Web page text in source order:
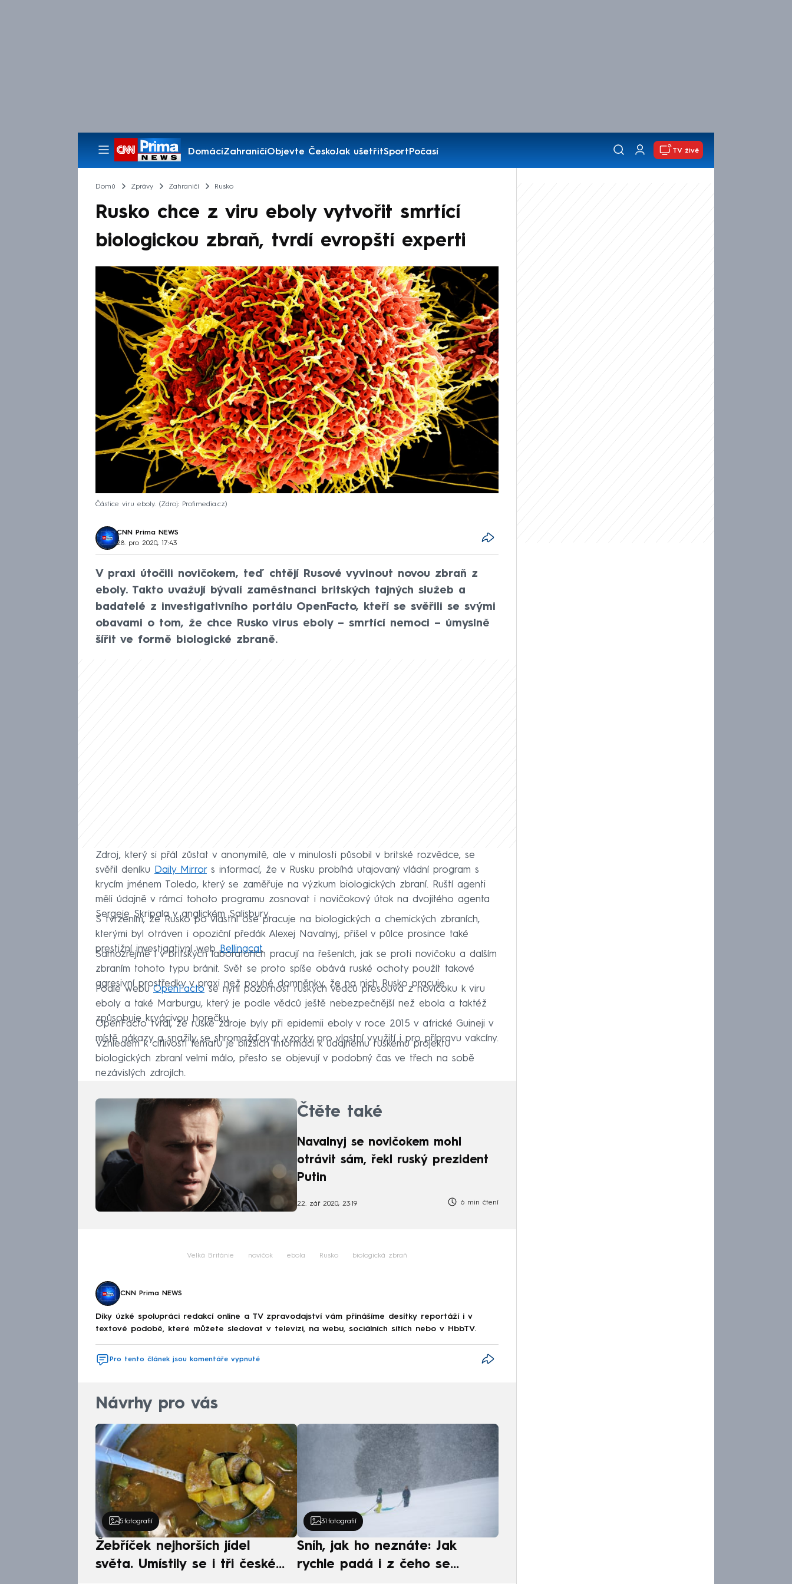
DomácíZahraničíObjevte ČeskoJak ušetřitSportPočasí
Pořady
TV živě
Domů Zprávy Zahraničí Rusko
Rusko chce z viru eboly vytvořit smrtící
biologickou zbraň, tvrdí evropští experti
Částice viru eboly. Zdroj: Profimedia.cz
CNN Prima NEWS
28. pro 2020, 17:43
V praxi útočili novičokem, teď chtějí Rusové vyvinout novou zbraň z
eboly. Takto uvažují bývalí zaměstnanci britských tajných služeb a
badatelé z investigativního portálu OpenFacto, kteří se svěřili se svými
obavami o tom, že chce Rusko virus eboly – smrtící nemoci – úmyslně
šířit ve formě biologické zbraně.
Zdroj, který si přál zůstat v anonymitě, ale v minulosti působil v britské rozvědce, se
svěřil deníku
Daily Mirrors informací, že v Rusku probíhá utajovaný vládní program s
krycím jménem Toledo, který se zaměřuje na výzkum biologických zbraní. Ruští agenti
měli údajně v rámci tohoto programu zosnovat i novičokový útok na dvojitého agenta
Sergeje Skripala v anglickém Salisbury.
S tvrzením, že Rusko po vlastní ose pracuje na biologických a chemických zbraních,
kterými byl otráven i opoziční předák Alexej Navalnyj, přišel v půlce prosince také
prestižní investigativní webBellingcat.
Samozřejmě i v britských laboratořích pracují na řešeních, jak se proti novičoku a dalším
zbraním tohoto typu bránit. Svět se proto spíše obává ruské ochoty použít takové
agresivní prostředky v praxi než pouhé domněnky, že na nich Rusko pracuje.
Podle webuOpenFactose nyní pozornost ruských vědců přesouvá z novičoku k viru
eboly a také Marburgu, který je podle vědců ještě nebezpečnější než ebola a taktéž
způsobuje krvácivou horečku.
OpenFacto tvrdí, že ruské zdroje byly při epidemii eboly v roce 2015 v africké Guineji v
místě nákazy a snažily se shromažďovat vzorky pro vlastní využití i pro přípravu vakcíny.
Vzhledem k citlivosti tématu je bližších informací k údajnému ruskému projektu
biologických zbraní velmi málo, přesto se objevují v podobný čas ve třech na sobě
nezávislých zdrojích.
Čtěte také
Navalnyj se novičokem mohl
otrávit sám, řekl ruský prezident
Putin
22. zář 2020, 23:19 6 min čtení
Velká Británie novičok ebola Rusko biologická zbraň
CNN Prima NEWS
Díky úzké spolupráci redakcí online a TV zpravodajství vám přinášíme desítky reportáží i v
textové podobě, které můžete sledovat v televizi, na webu, sociálních sítích nebo v HbbTV.
Pro tento článek jsou komentáře vypnuté
Návrhy pro vás
5 fotografií
Žebříček nejhorších jídel
světa. Umístily se i tři české
31 fotografií
Sníh, jak ho neznáte: Jak
rychle padá i z čeho se